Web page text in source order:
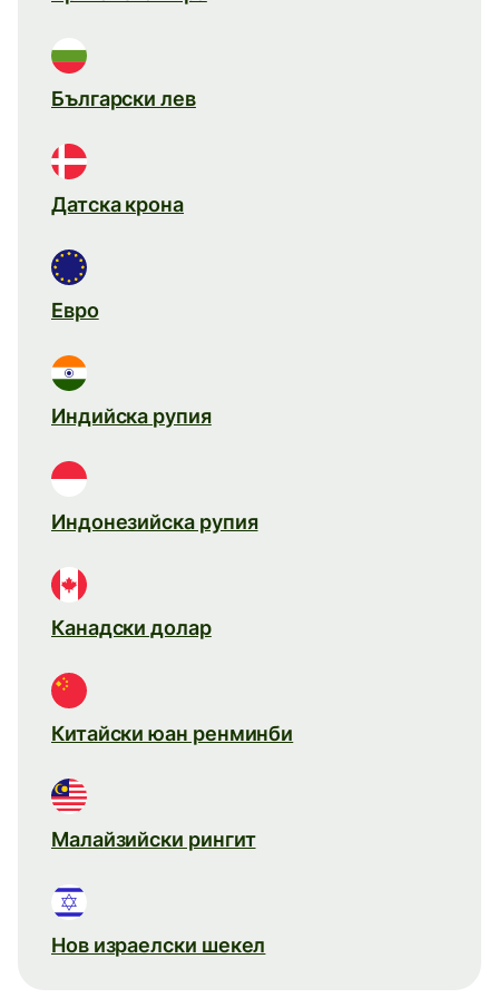
Български лев
Датска крона
Евро
Индийска рупия
Индонезийска рупия
Канадски долар
Китайски юан ренминби
Малайзийски рингит
Нов израелски шекел